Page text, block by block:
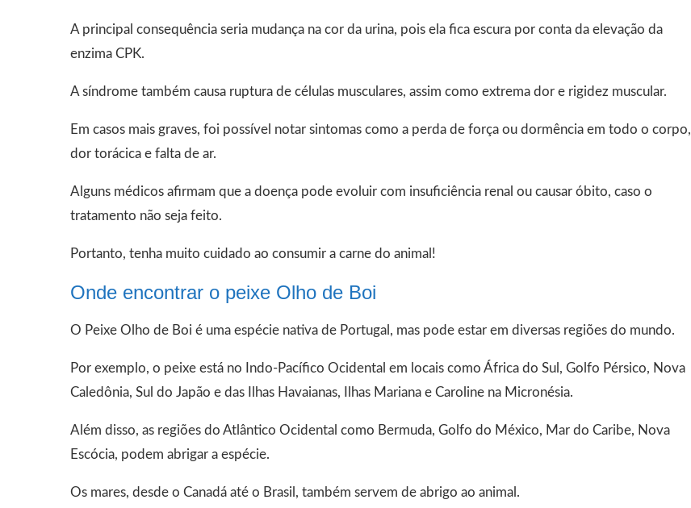
A principal consequência seria mudança na cor da urina, pois ela fica escura por conta da elevação da
enzima CPK.
A síndrome também causa ruptura de células musculares, assim como extrema dor e rigidez muscular.
Em casos mais graves, foi possível notar sintomas como a perda de força ou dormência em todo o corpo,
dor torácica e falta de ar.
Alguns médicos afirmam que a doença pode evoluir com insuficiência renal ou causar óbito, caso o
tratamento não seja feito.
Portanto, tenha muito cuidado ao consumir a carne do animal!
Onde encontrar o peixe Olho de Boi
O Peixe Olho de Boi é uma espécie nativa de Portugal, mas pode estar em diversas regiões do mundo.
Por exemplo, o peixe está no Indo-Pacífico Ocidental em locais como África do Sul, Golfo Pérsico, Nova
Caledônia, Sul do Japão e das Ilhas Havaianas, Ilhas Mariana e Caroline na Micronésia.
Além disso, as regiões do Atlântico Ocidental como Bermuda, Golfo do México, Mar do Caribe, Nova
Escócia, podem abrigar a espécie.
Os mares, desde o Canadá até o Brasil, também servem de abrigo ao animal.